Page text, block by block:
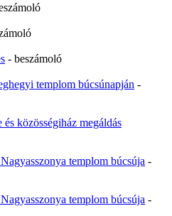
- beszámoló
templom búcsúnapján -
közösségiház megáldás
templom búcsúja -
templom búcsúja -